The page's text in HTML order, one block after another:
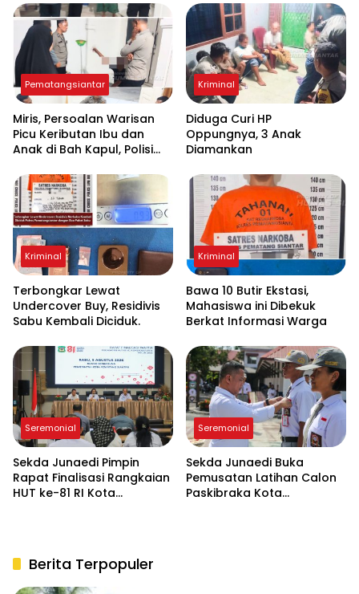
Pematangsiantar
Miris, Persoalan Warisan
Picu Keributan Ibu dan
Anak di Bah Kapul, Polisi
Kriminal
Diduga Curi HP
Oppungnya, 3 Anak
Diamankan
Kriminal
Terbongkar Lewat
Undercover Buy, Residivis
Sabu Kembali Diciduk.
Kriminal
Bawa 10 Butir Ekstasi,
Mahasiswa ini Dibekuk
Berkat Informasi Warga
Seremonial
Sekda Junaedi Pimpin
Rapat Finalisasi Rangkaian
HUT ke-81 RI Kota
Seremonial
Sekda Junaedi Buka
Pemusatan Latihan Calon
Paskibraka Kota
Berita Terpopuler